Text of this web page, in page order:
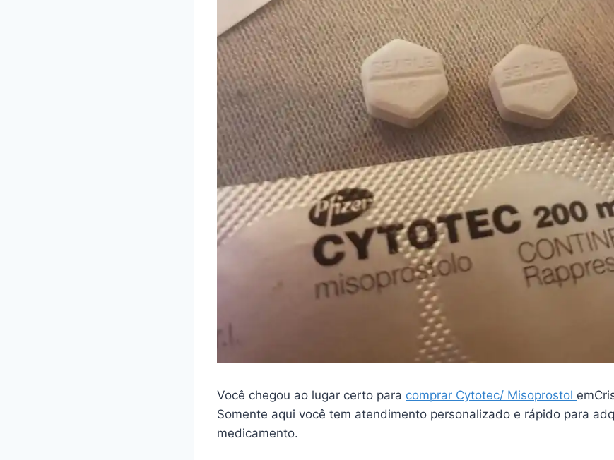
Você chegou ao lugar certo para comprar Cytotec/ Misoprostol
Somente aqui você tem atendimento personalizado e rápido para
medicamento.